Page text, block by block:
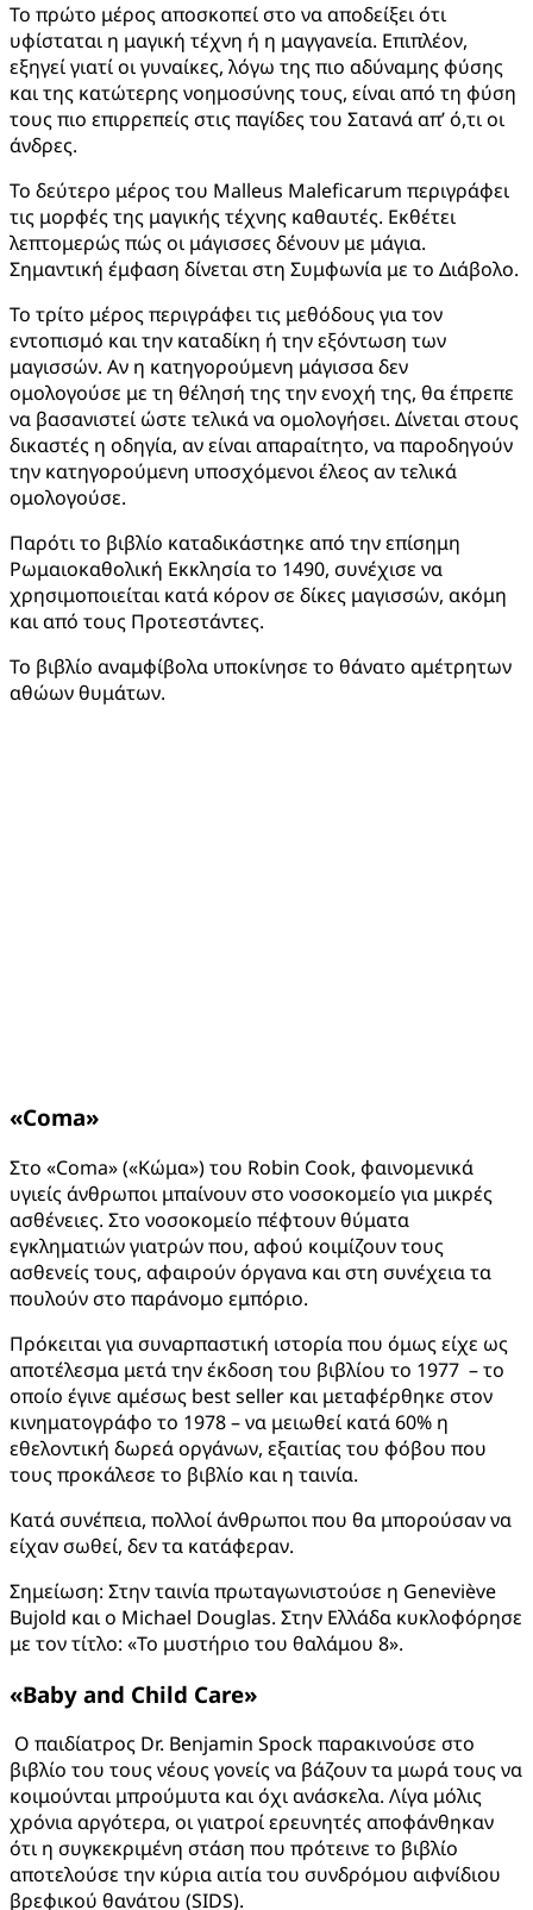
Το πρώτο μέρος αποσκοπεί στο να αποδείξει ότι
υφίσταται η μαγική τέχνη ή η μαγγανεία. Επιπλέον,
εξηγεί γιατί οι γυναίκες, λόγω της πιο αδύναμης φύσης
και της κατώτερης νοημοσύνης τους, είναι από τη φύση
τους πιο επιρρεπείς στις παγίδες του Σατανά απ’ ό,τι οι
άνδρες.
Το δεύτερο μέρος του Malleus Maleficarum περιγράφει
τις μορφές της μαγικής τέχνης καθαυτές. Εκθέτει
λεπτομερώς πώς οι μάγισσες δένουν με μάγια.
Σημαντική έμφαση δίνεται στη Συμφωνία με το Διάβολο.
Το τρίτο μέρος περιγράφει τις μεθόδους για τον
εντοπισμό και την καταδίκη ή την εξόντωση των
μαγισσών. Αν η κατηγορούμενη μάγισσα δεν
ομολογούσε με τη θέλησή της την ενοχή της, θα έπρεπε
να βασανιστεί ώστε τελικά να ομολογήσει. Δίνεται στους
δικαστές η οδηγία, αν είναι απαραίτητο, να παροδηγούν
την κατηγορούμενη υποσχόμενοι έλεος αν τελικά
ομολογούσε.
Παρότι το βιβλίο καταδικάστηκε από την επίσημη
Ρωμαιοκαθολική Εκκλησία το 1490, συνέχισε να
χρησιμοποιείται κατά κόρον σε δίκες μαγισσών, ακόμη
και από τους Προτεστάντες.
Το βιβλίο αναμφίβολα υποκίνησε το θάνατο αμέτρητων
αθώων θυμάτων.
«Coma»
Στο «Coma» («Κώμα») του Robin Cook, φαινομενικά
υγιείς άνθρωποι μπαίνουν στο νοσοκομείο για μικρές
ασθένειες. Στο νοσοκομείο πέφτουν θύματα
εγκληματιών γιατρών που, αφού κοιμίζουν τους
ασθενείς τους, αφαιρούν όργανα και στη συνέχεια τα
πουλούν στο παράνομο εμπόριο.
Πρόκειται για συναρπαστική ιστορία που όμως είχε ως
αποτέλεσμα μετά την έκδοση του βιβλίου το 1977 – το
οποίο έγινε αμέσως best seller και μεταφέρθηκε στον
κινηματογράφο το 1978 – να μειωθεί κατά 60% η
εθελοντική δωρεά οργάνων, εξαιτίας του φόβου που
τους προκάλεσε το βιβλίο και η ταινία.
Κατά συνέπεια, πολλοί άνθρωποι που θα μπορούσαν να
είχαν σωθεί, δεν τα κατάφεραν.
Σημείωση: Στην ταινία πρωταγωνιστούσε η Geneviève
Bujold και ο Michael Douglas. Στην Ελλάδα κυκλοφόρησε
με τον τίτλο: «Το μυστήριο του θαλάμου 8».
«Baby and Child Care»
Ο παιδίατρος Dr. Benjamin Spock παρακινούσε στο
βιβλίο του τους νέους γονείς να βάζουν τα μωρά τους να
κοιμούνται μπρούμυτα και όχι ανάσκελα. Λίγα μόλις
χρόνια αργότερα, οι γιατροί ερευνητές αποφάνθηκαν
ότι η συγκεκριμένη στάση που πρότεινε το βιβλίο
αποτελούσε την κύρια αιτία του συνδρόμου αιφνίδιου
βρεφικού θανάτου (SIDS).